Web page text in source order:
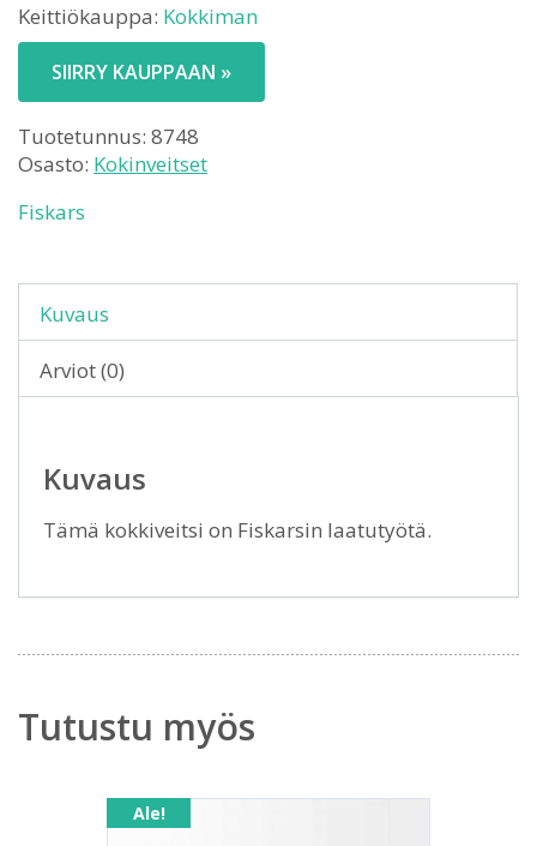
Keittiökauppa: Kokkiman
SIIRRY KAUPPAAN »
Tuotetunnus: 8748
Osasto: Kokinveitset
Fiskars
Kuvaus
Arviot (0)
Kuvaus
Tämä kokkiveitsi on Fiskarsin laatutyötä.
Tutustu myös
Ale!